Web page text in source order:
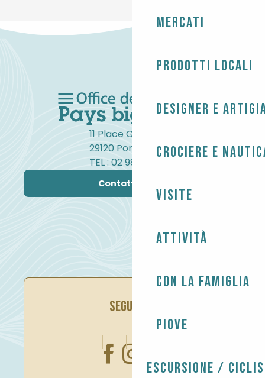
Mercati
Prodotti locali
Designer e
Crociere e
Visite
Attività
Con la famiglia
Piove
Escursione /
11 Place Gambetta
29120 Pont-l'Abbé
TEL : 02 98 82 37 99
Contattateci
SEGUITECI